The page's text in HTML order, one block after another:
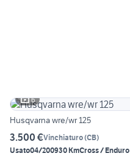
6
Husqvarna wre/wr 125
3.500 €Vinchiaturo(CB)
Usato04/200930 KmCross / Enduro